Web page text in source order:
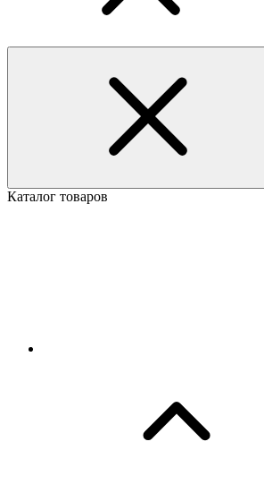
Каталог товаров